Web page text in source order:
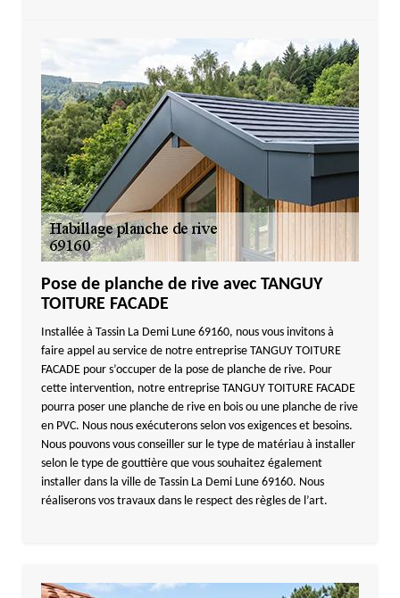
Pose de planche de rive avec TANGUY
TOITURE FACADE
Installée à Tassin La Demi Lune 69160, nous vous invitons à
faire appel au service de notre entreprise TANGUY TOITURE
FACADE pour s’occuper de la pose de planche de rive. Pour
cette intervention, notre entreprise TANGUY TOITURE FACADE
pourra poser une planche de rive en bois ou une planche de rive
en PVC. Nous nous exécuterons selon vos exigences et besoins.
Nous pouvons vous conseiller sur le type de matériau à installer
selon le type de gouttière que vous souhaitez également
installer dans la ville de Tassin La Demi Lune 69160. Nous
réaliserons vos travaux dans le respect des règles de l’art.